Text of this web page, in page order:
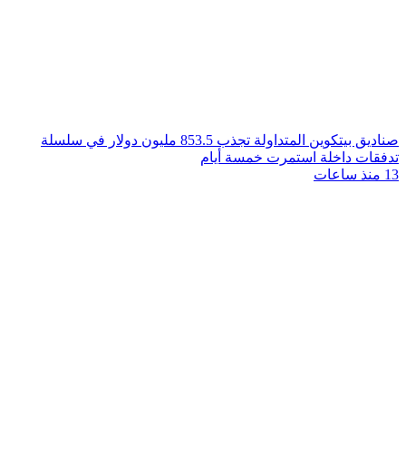
صناديق بيتكوين المتداولة تجذب 853.5 مليون دولار في سلسلة
تدفقات داخلة استمرت خمسة أيام
13 منذ ساعات